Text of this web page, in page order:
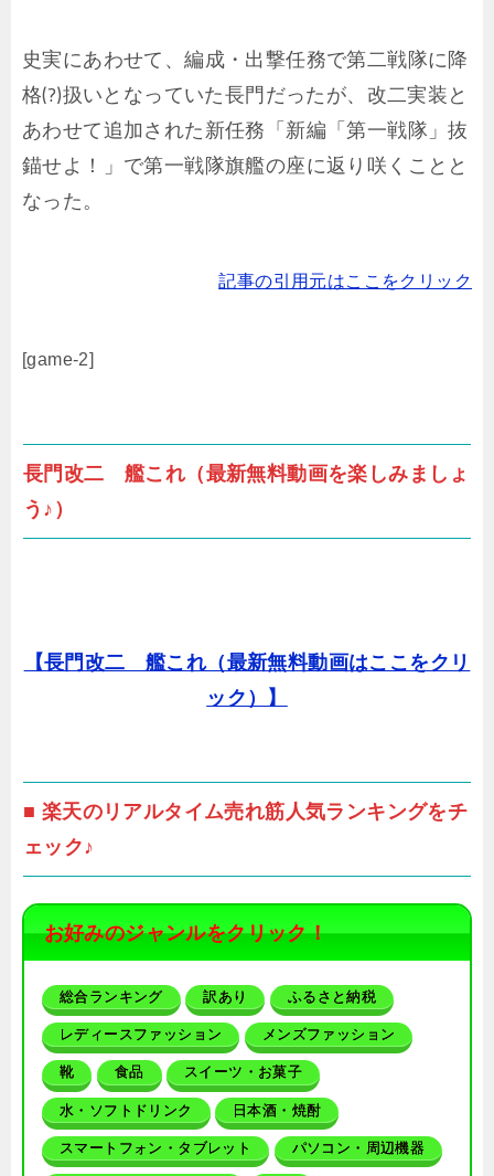
史実にあわせて、編成・出撃任務で第二戦隊に降
格(?)扱いとなっていた長門だったが、改二実装と
あわせて追加された新任務「新編「第一戦隊」抜
錨せよ！」で第一戦隊旗艦の座に返り咲くことと
なった。
記事の引用元はここをクリック
[game-2]
長門改二 艦これ（最新無料動画を楽しみましょ
う♪）
【長門改二 艦これ（最新無料動画はここをクリ
ック）】
■ 楽天のリアルタイム売れ筋人気ランキングをチ
ェック♪
お好みのジャンルをクリック！
総合ランキング 訳あり ふるさと納税
レディースファッション メンズファッション
靴 食品 スイーツ・お菓子
水・ソフトドリンク 日本酒・焼酎
スマートフォン・タブレット パソコン・周辺機器